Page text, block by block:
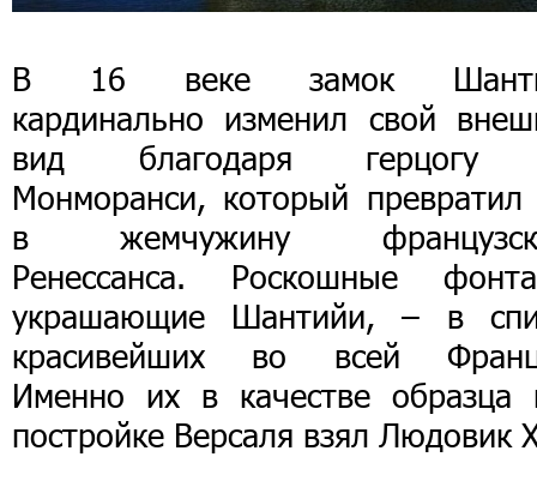
В 16 веке замок
кардинально изменил свой
вид благодаря герцогу
Монморанси, который превратил
в жемчужину
Ренессанса. Роскошные
украшающие Шантийи, – в
красивейших во всей
Именно их в качестве образца
постройке Версаля взял Людовик